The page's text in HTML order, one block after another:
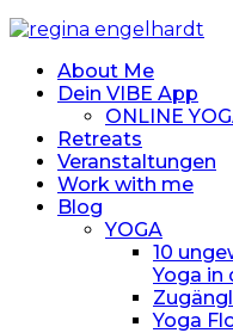
About Me
Dein VIBE App
ONLINE
Retreats
Veranstaltungen
Work with me
Blog
YOGA
10
Yoga in
Yoga